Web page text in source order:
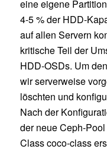
eine eigene
4-5 % der HDD-
auf allen Servern
kritische Teil der
HDD-OSDs. Um
wir serverweise
löschten und
Nach der
der neue Ceph-
Class coco-class